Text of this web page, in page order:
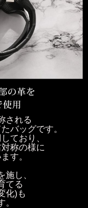
される
バッグです。
ており、
称の様に
す。
施し、
てる
化)も